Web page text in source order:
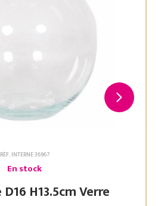
RÉF. INTERNE 36967
En stock
Vase Boule D16 H13.5cm Verre